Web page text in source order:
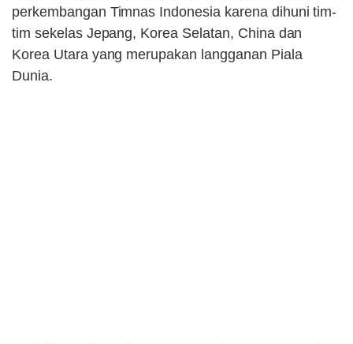
perkembangan Timnas Indonesia karena dihuni tim-
tim sekelas Jepang, Korea Selatan, China dan
Korea Utara yang merupakan langganan Piala
Dunia.